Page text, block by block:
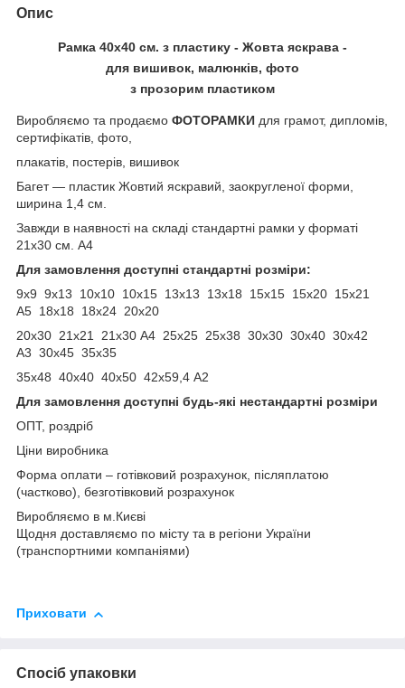
Опис
Рамка 40х40 см. з пластику - Жовта яскрава -
для вишивок, малюнків, фото
з прозорим пластиком
Виробляємо та продаємо ФОТОРАМКИ для грамот, дипломів,
сертифікатів, фото,
плакатів, постерів, вишивок
Багет ― пластик Жовтий яскравий, заокругленої форми,
ширина 1,4 см.
Завжди в наявності на складі стандартні рамки у форматі
21х30 см. А4
Для замовлення доступні стандартні розміри:
9х9 9х13 10х10 10х15 13х13 13х18 15х15 15х20 15х21
А5 18х18 18х24 20х20
20х30 21х21 21х30 А4 25х25 25х38 30х30 30х40 30х42
А3 30х45 35х35
35х48 40х40 40х50 42х59,4 А2
Для замовлення доступні будь-які нестандартні розміри
ОПТ, роздріб
Ціни виробника
Форма оплати – готівковий розрахунок, післяплатою
(частково), безготівковий розрахунок
Виробляємо в м.Києві
Щодня доставляємо по місту та в регіони України
(транспортними компаніями)
Приховати
Спосіб упаковки